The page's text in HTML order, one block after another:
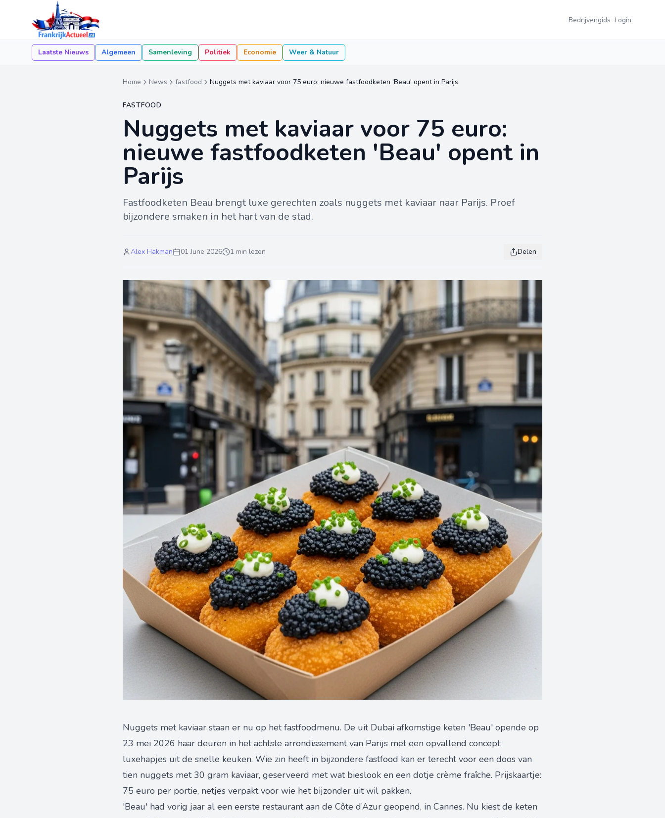
Bedrijvengids Login
Laatste Nieuws Algemeen Samenleving Politiek Economie Weer & Natuur
Home News fastfood Nuggets met kaviaar voor 75 euro: nieuwe fastfoodketen 'Beau' opent in Parijs
FASTFOOD
Nuggets met kaviaar voor 75 euro:
nieuwe fastfoodketen 'Beau' opent in
Parijs
Fastfoodketen Beau brengt luxe gerechten zoals nuggets met kaviaar naar Parijs. Proef
bijzondere smaken in het hart van de stad.
Alex Hakman 01 June 2026 1 min lezen Delen
Nuggets met kaviaar staan er nu op het fastfoodmenu. De uit Dubai afkomstige keten 'Beau' opende op
23 mei 2026 haar deuren in het achtste arrondissement van Parijs met een opvallend concept:
luxehapjes uit de snelle keuken. Wie zin heeft in bijzondere fastfood kan er terecht voor een doos van
tien nuggets met 30 gram kaviaar, geserveerd met wat bieslook en een dotje crème fraîche. Prijskaartje:
75 euro per portie, netjes verpakt voor wie het bijzonder uit wil pakken.
'Beau' had vorig jaar al een eerste restaurant aan de Côte d’Azur geopend, in Cannes. Nu kiest de keten